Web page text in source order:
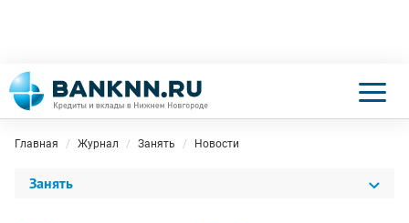
Главная Журнал Занять Новости
Занять